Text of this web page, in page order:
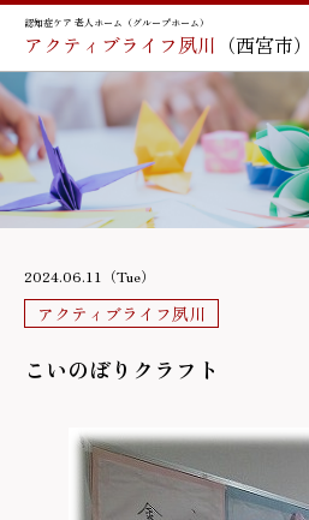
認知症ケア 老人ホーム（グループホーム）
アクティブライフ夙川 （西宮市）
2024.06.11（Tue）
アクティブライフ夙川
こいのぼりクラフト